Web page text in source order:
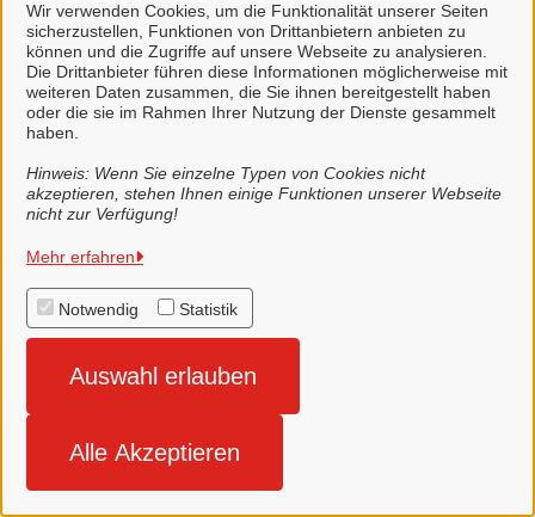
Wir verwenden Cookies, um die Funktionalität unserer Seiten
sicherzustellen, Funktionen von Drittanbietern anbieten zu
können und die Zugriffe auf unsere Webseite zu analysieren.
Die Drittanbieter führen diese Informationen möglicherweise mit
weiteren Daten zusammen, die Sie ihnen bereitgestellt haben
oder die sie im Rahmen Ihrer Nutzung der Dienste gesammelt
haben.
Hinweis: Wenn Sie einzelne Typen von Cookies nicht
akzeptieren, stehen Ihnen einige Funktionen unserer Webseite
nicht zur Verfügung!
Mehr erfahren
Notwendig Statistik
Auswahl erlauben
Alle Akzeptieren
ません
Stadt Lingen (Ems)
Impressum